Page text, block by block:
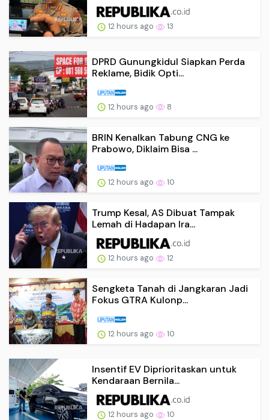
12 hours ago 13
DPRD Gunungkidul Siapkan Perda
Reklame, Bidik Opti...
12 hours ago 8
BRIN Kenalkan Tabung CNG ke
Prabowo, Diklaim Bisa ...
12 hours ago 10
Trump Kesal, AS Dibuat Tampak
Lemah di Hadapan Ira...
12 hours ago 12
Sengketa Tanah di Jangkaran Jadi
Fokus GTRA Kulonp...
12 hours ago 10
Insentif EV Diprioritaskan untuk
Kendaraan Bernila...
12 hours ago 10